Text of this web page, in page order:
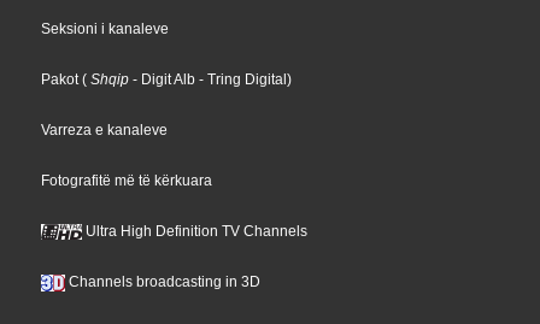
Seksioni i kanaleve
Pakot ( Shqip - Digit Alb - Tring Digital)
Varreza e kanaleve
Fotografitë më të kërkuara
Ultra High Definition TV Channels
Channels broadcasting in 3D